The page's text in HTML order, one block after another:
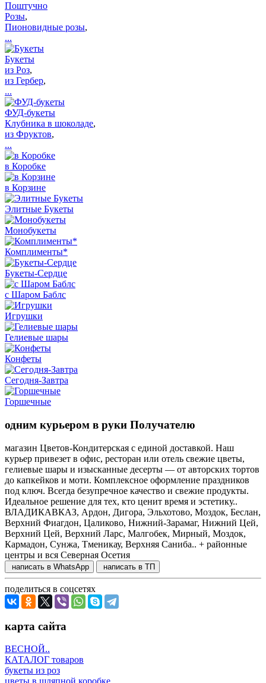
Поштучно
Розы,
Пионовидные розы,
...
Букеты
из Роз,
из Гербер,
...
ФУД-букеты
Клубника в шоколаде,
из Фруктов,
...
в Коробке
в Корзине
Элитные Букеты
Монобукеты
Комплименты*
Букеты-Сердце
с Шаром Баблс
Игрушки
Гелиевые шары
Конфеты
Сегодня-Завтра
Горшечные
одним курьером в руки Получателю
магазин Цветов-Кондитерская с единой доставкой. Наш
курьер привезет в офис, ресторан или отель свежие цветы,
гелиевые шары и изысканные десерты — от авторских тортов
до капкейков и моти. Комплексное оформление праздников
под ключ. Всегда безупречное качество и свежие продукты.
Идеальное решение для тех, кто ценит время и эстетику..
ВЛАДИКАВКАЗ, Ардон, Дигора, Эльхотово, Моздок, Беслан,
Верхний Фиагдон, Цаликово, Нижний-Зарамаг, Нижний Цей,
Верхний Цей, Верхний Ларс, Малгобек, Мирный, Моздок,
Кармадон, Сунжа, Тменикау, Верхняя Саниба.. + районные
центры и вся Северная Осетия
написать в WhatsApp написать в ТП
поделиться в соцсетях
карта сайта
ВЕСНОЙ..
КАТАЛОГ товаров
букеты из роз